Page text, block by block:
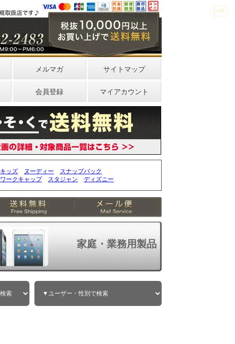
メルマガ サイトマップ
会員登録 マイアカウント
キッズ ヌーディー
スナップバック
ワークキャップ
スタジャン ディズニー
家庭・業務用製品
33件
4件
0件